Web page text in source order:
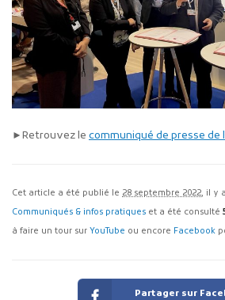
►Retrouvez le communiqué de presse de
Cet article a été publié le 28 septembre 2022, il y
Communiqués & infos pratiques et a été consulté
à faire un tour sur YouTube ou encore Facebook
Partager sur